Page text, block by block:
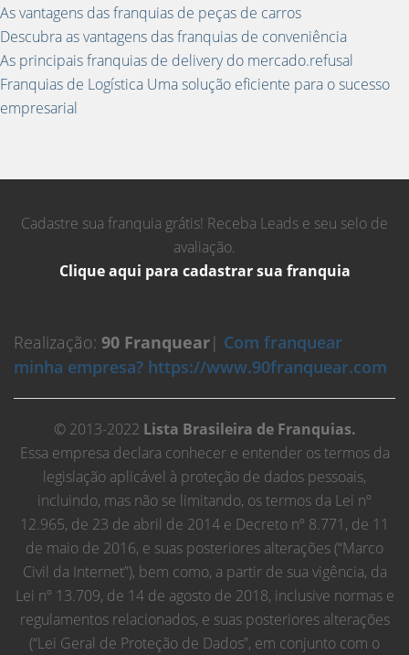
As vantagens das franquias de peças de carros
Descubra as vantagens das franquias de conveniência
As principais franquias de delivery do mercado.refusal
Franquias de Logística Uma solução eficiente para o sucesso
empresarial
Cadastre sua franquia grátis! Receba Leads e seu selo de
avaliação.
Clique aqui para cadastrar sua franquia
Realização: 90 Franquear| Com franquear
minha empresa? https://www.90franquear.com
© 2013-2022 Lista Brasileira de Franquias.
Essa empresa declara conhecer e entender os termos da
legislação aplicável à proteção de dados pessoais,
incluindo, mas não se limitando, os termos da Lei nº
12.965, de 23 de abril de 2014 e Decreto nº 8.771, de 11
de maio de 2016, e suas posteriores alterações (“Marco
Civil da Internet”), bem como, a partir de sua vigência, da
Lei nº 13.709, de 14 de agosto de 2018, inclusive normas e
regulamentos relacionados, e suas posteriores alterações
(“Lei Geral de Proteção de Dados”, em conjunto com o